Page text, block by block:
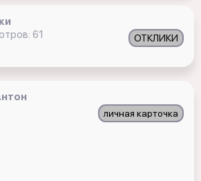
ОТКЛИКИ
61
личная карточка